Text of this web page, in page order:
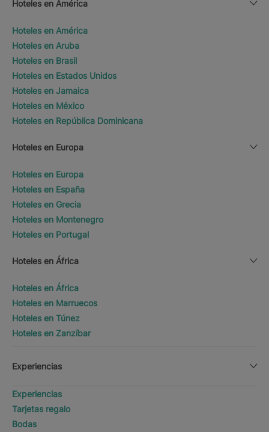
Hoteles en América
Hoteles en América
Hoteles en Aruba
Hoteles en Brasil
Hoteles en Estados Unidos
Hoteles en Jamaica
Hoteles en México
Hoteles en República Dominicana
Hoteles en Europa
Hoteles en Europa
Hoteles en España
Hoteles en Grecia
Hoteles en Montenegro
Hoteles en Portugal
Hoteles en África
Hoteles en África
Hoteles en Marruecos
Hoteles en Túnez
Hoteles en Zanzíbar
Experiencias
Experiencias
Tarjetas regalo
Bodas